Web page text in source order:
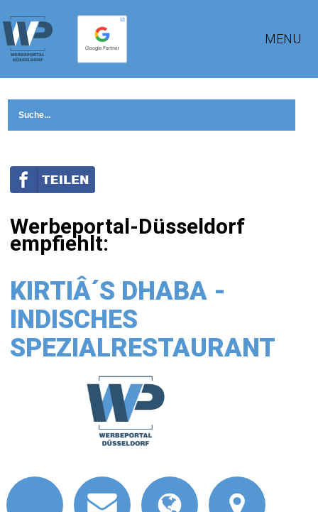
MENU
Werbeportal-Düsseldorf
empfiehlt:
KIRTIÂ´S DHABA -
INDISCHES
SPEZIALRESTAURANT